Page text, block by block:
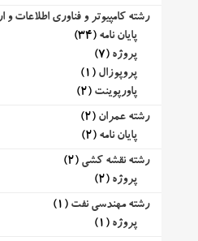
رشته کامپیوتر و فناوری اطلاعات و
پایان نامه (34)
پروژه (7)
پروپوزال (1)
پاورپوینت (2)
رشته عمران (2)
پایان نامه (2)
رشته نقشه کشی (2)
پروژه (2)
رشته مهندسی نفت (1)
پروژه (1)